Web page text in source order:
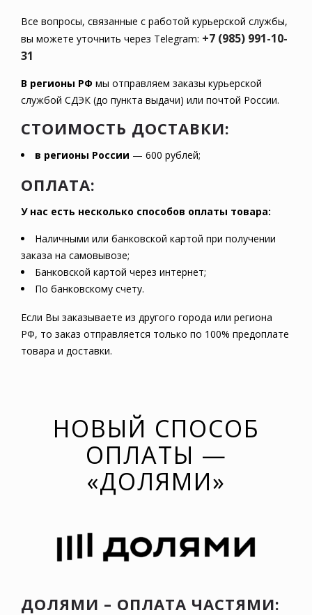
Все вопросы, связанные с работой курьерской службы,
вы можете уточнить через Telegram: +7 (985) 991-10-
31
В регионы РФ мы отправляем заказы курьерской
службой СДЭК (до пункта выдачи) или почтой России.
СТОИМОСТЬ ДОСТАВКИ:
в регионы России — 600 рублей;
ОПЛАТА:
У нас есть несколько способов оплаты товара:
Наличными или банковской картой при получении
заказа на самовывозе;
Банковской картой через интернет;
По банковскому счету.
Если Вы заказываете из другого города или региона
РФ, то заказ отправляется только по 100% предоплате
товара и доставки.
НОВЫЙ СПОСОБ
ОПЛАТЫ —
«ДОЛЯМИ»
ДОЛЯМИ – ОПЛАТА ЧАСТЯМИ: